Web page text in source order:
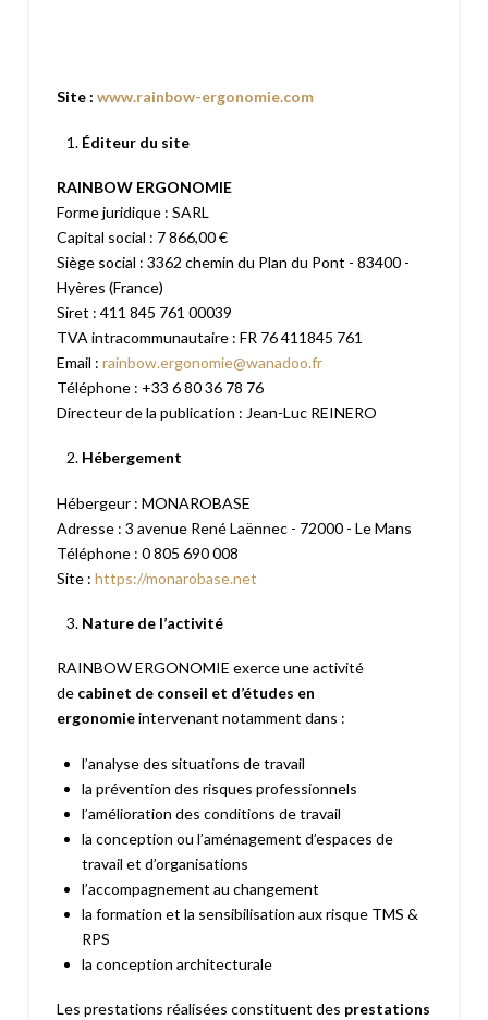
Site : www.rainbow-ergonomie.com
Éditeur du site
RAINBOW ERGONOMIE
Forme juridique : SARL
Capital social : 7 866,00 €
Siège social : 3362 chemin du Plan du Pont - 83400 -
Hyères (France)
Siret : 411 845 761 00039
TVA intracommunautaire : FR 76 411845 761
Email : rainbow.ergonomie@wanadoo.fr
Téléphone : +33 6 80 36 78 76
Directeur de la publication : Jean-Luc REINERO
Hébergement
Hébergeur : MONAROBASE
Adresse : 3 avenue René Laënnec - 72000 - Le Mans
Téléphone : 0 805 690 008
Site : https://monarobase.net
Nature de l’activité
RAINBOW ERGONOMIE exerce une activité
de cabinet de conseil et d’études en
ergonomieintervenant notamment dans :
l’analyse des situations de travail
la prévention des risques professionnels
l’amélioration des conditions de travail
la conception ou l’aménagement d’espaces de
travail et d’organisations
l’accompagnement au changement
la formation et la sensibilisation aux risque TMS &
RPS
la conception architecturale
Les prestations réalisées constituent des prestations